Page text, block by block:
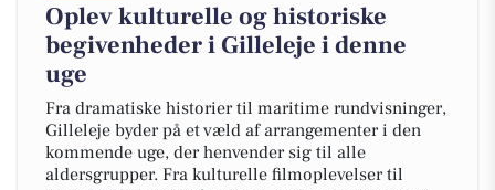
Oplev kulturelle og historiske
begivenheder i Gilleleje i denne
uge
Fra dramatiske historier til maritime rundvisninger,
Gilleleje byder på et væld af arrangementer i den
kommende uge, der henvender sig til alle
aldersgrupper. Fra kulturelle filmoplevelser til